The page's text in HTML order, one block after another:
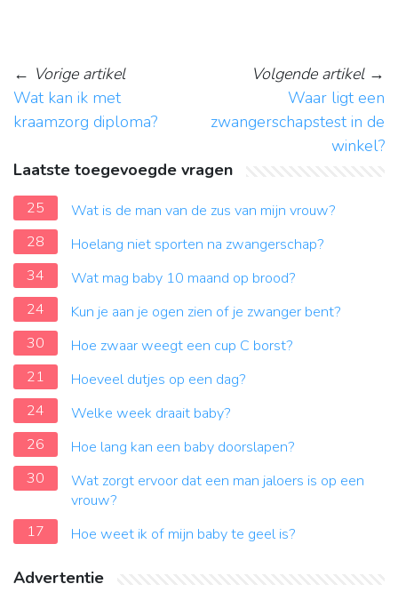
← Vorige artikel
Wat kan ik met
kraamzorg diploma?
Volgende artikel→
Waar ligt een
zwangerschapstest in de
winkel?
Laatste toegevoegde vragen
25
Wat is de man van de zus van mijn vrouw?
28
Hoelang niet sporten na zwangerschap?
34
Wat mag baby 10 maand op brood?
24
Kun je aan je ogen zien of je zwanger bent?
30
Hoe zwaar weegt een cup C borst?
21
Hoeveel dutjes op een dag?
24
Welke week draait baby?
26
Hoe lang kan een baby doorslapen?
30
Wat zorgt ervoor dat een man jaloers is op een
vrouw?
17
Hoe weet ik of mijn baby te geel is?
Advertentie